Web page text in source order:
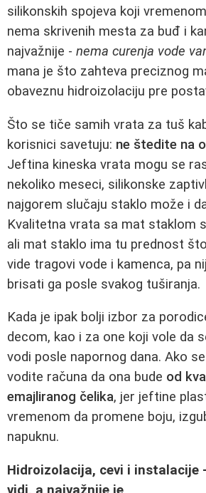
silikonskih spojeva koji
nema skrivenih mesta za buđ i
najvažnije - nema curenja vode
mana je što zahteva preciznog
obaveznu hidroizolaciju pre
Što se tiče samih vrata za tuš
korisnici savetuju: ne štedite na
Jeftina kineska vrata mogu se
nekoliko meseci, silikonske
najgorem slučaju staklo može i
Kvalitetna vrata sa mat staklom
ali mat staklo ima tu prednost
vide tragovi vode i kamenca, pa
brisati ga posle svakog tuširanja.
Kada je ipak bolji izbor za
decom, kao i za one koji vole da
vodi posle napornog dana. Ako
vodite računa da ona bude od
emajliranog čelika, jer jeftine
vremenom da promene boju,
napuknu.
Hidroizolacija, cevi i instalacije